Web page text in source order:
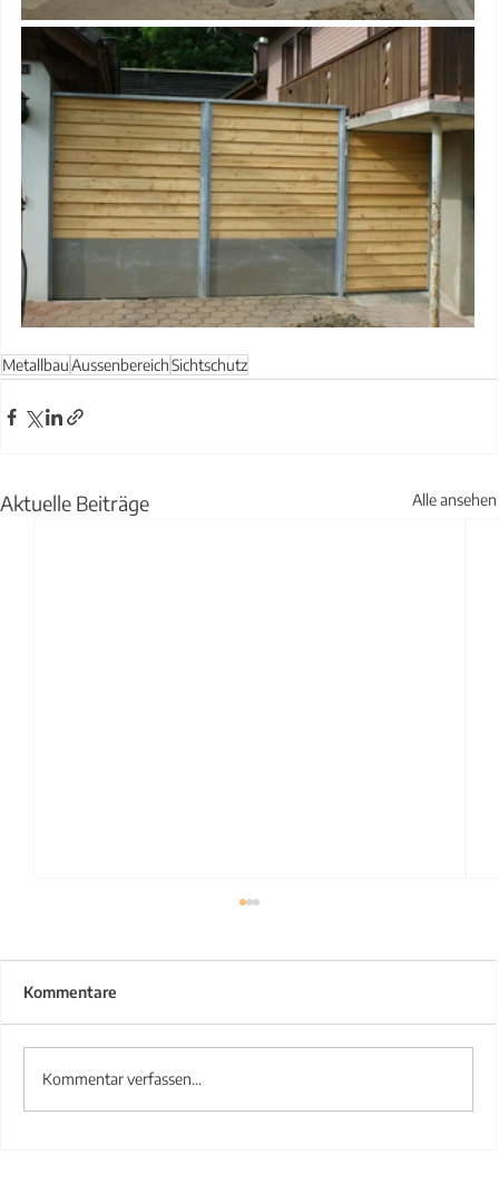
MetallbauAussenbereichSichtschutz
Aktuelle Beiträge Alle ansehen
Treppengeländer aus Stahl
Kommentare
Kommentar verfassen...